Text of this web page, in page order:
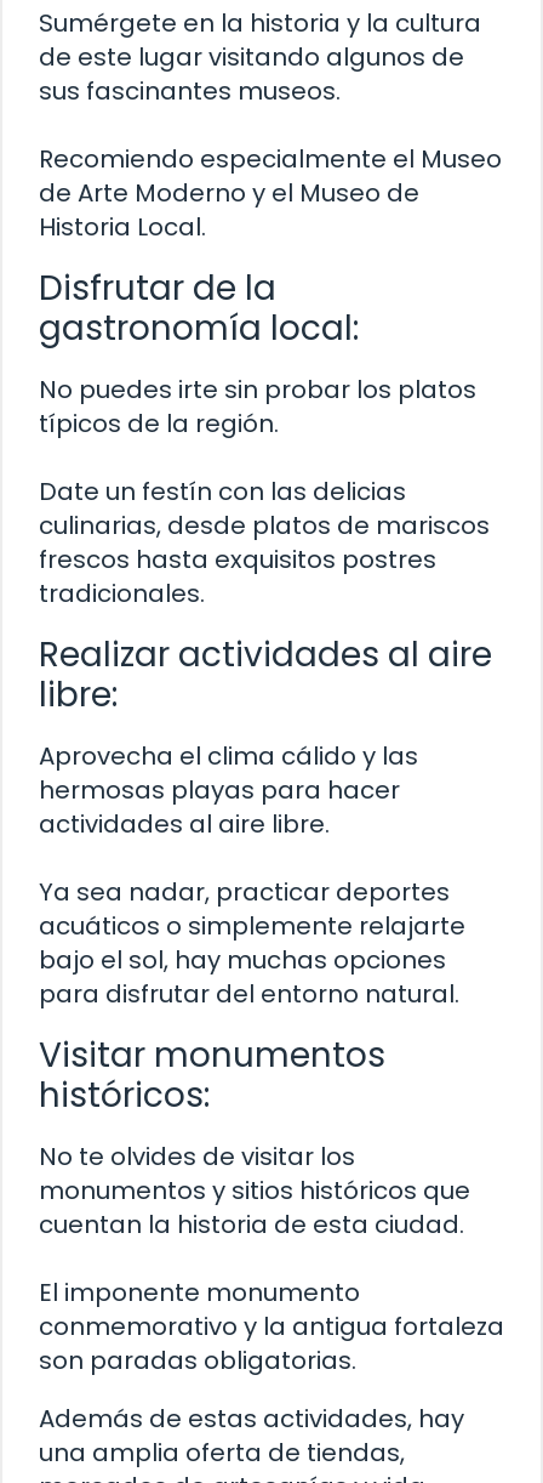
Sumérgete en la historia y la cultura
de este lugar visitando algunos de
sus fascinantes museos.
Recomiendo especialmente el Museo
de Arte Moderno y el Museo de
Historia Local.
Disfrutar de la
gastronomía local:
No puedes irte sin probar los platos
típicos de la región.
Date un festín con las delicias
culinarias, desde platos de mariscos
frescos hasta exquisitos postres
tradicionales.
Realizar actividades al aire
libre:
Aprovecha el clima cálido y las
hermosas playas para hacer
actividades al aire libre.
Ya sea nadar, practicar deportes
acuáticos o simplemente relajarte
bajo el sol, hay muchas opciones
para disfrutar del entorno natural.
Visitar monumentos
históricos:
No te olvides de visitar los
monumentos y sitios históricos que
cuentan la historia de esta ciudad.
El imponente monumento
conmemorativo y la antigua fortaleza
son paradas obligatorias.
Además de estas actividades, hay
una amplia oferta de tiendas,